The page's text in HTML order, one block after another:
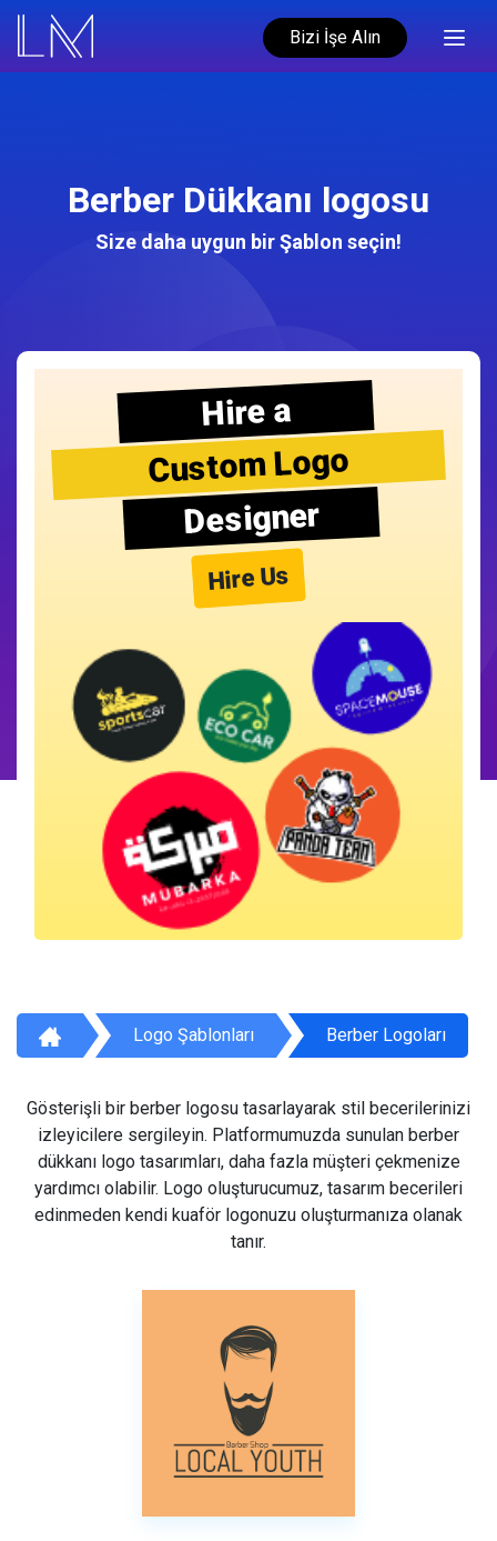
Bizi İşe Alın
Berber Dükkanı logosu
Size daha uygun bir Şablon seçin!
Hire a
Custom Logo
Designer
Hire Us
Logo Şablonları Berber Logoları
Gösterişli bir berber logosu tasarlayarak stil becerilerinizi
izleyicilere sergileyin. Platformumuzda sunulan berber
dükkanı logo tasarımları, daha fazla müşteri çekmenize
yardımcı olabilir. Logo oluşturucumuz, tasarım becerileri
edinmeden kendi kuaför logonuzu oluşturmanıza olanak
tanır.